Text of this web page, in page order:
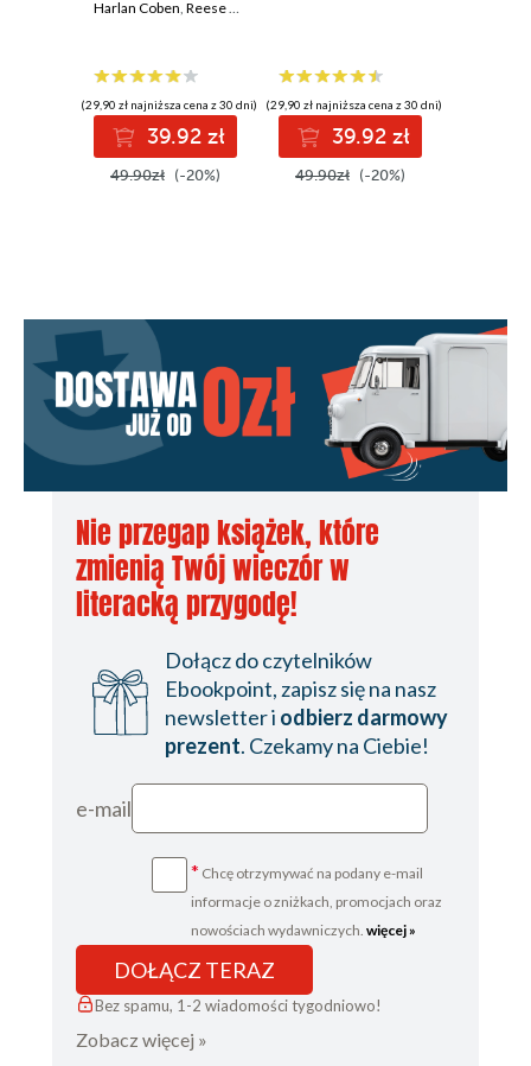
Harlan Coben, Reese Witherspoon
(29,90 zł najniższa cena z 30 dni)
39.92 zł
49.90zł (-20%)
(29,90 zł najniższa cena z 30 dni)
39.92 zł
49.90zł (-20%)
Nie przegap książek, które
zmienią Twój wieczór w
literacką przygodę!
Dołącz do czytelników
Ebookpoint, zapisz się na nasz
newsletter i odbierz darmowy
prezent. Czekamy na Ciebie!
e-mail
* Chcę otrzymywać na podany e-mail
informacje o zniżkach, promocjach oraz
nowościach wydawniczych. więcej »
DOŁĄCZ TERAZ
Bez spamu, 1-2 wiadomości tygodniowo!
Zobacz więcej »